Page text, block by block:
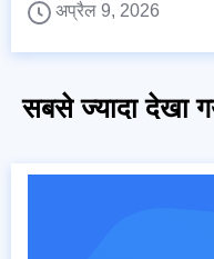
अप्रैल 9, 2026
सबसे ज्यादा देखा